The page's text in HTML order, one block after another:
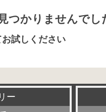
つかりませんでし
試しください
ー